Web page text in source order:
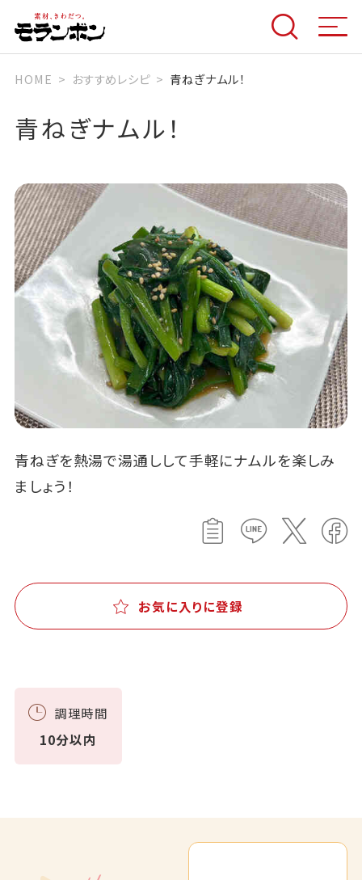
HOME おすすめレシピ 青ねぎナムル！
青ねぎナムル！
青ねぎを熱湯で湯通しして手軽にナムルを楽しみ
ましょう！
お気に入りに登録
調理時間
10分以内